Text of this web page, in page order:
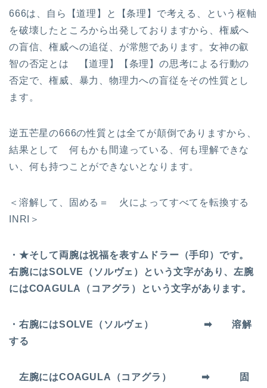
666は、自ら【道理】と【条理】で考える、という枢軸
を破壊したところから出発しておりますから、権威へ
の盲信、権威への追従、が常態であります。女神の叡
智の否定とは 【道理】【条理】の思考による行動の
否定で、権威、暴力、物理力への盲従をその性質とし
ます。
逆五芒星の666の性質とは全てが顛倒でありますから、
結果として 何もかも間違っている、何も理解できな
い、何も持つことができないとなります。
＜溶解して、固める＝ 火によってすべてを転換する
INRI＞
・★そして両腕は祝福を表すムドラー（手印）です。
右腕にはSOLVE（ソルヴェ）という文字があり、左腕
にはCOAGULA（コアグラ）という文字があります。
・右腕にはSOLVE（ソルヴェ） ➡ 溶解
する
左腕にはCOAGULA（コアグラ） ➡ 固